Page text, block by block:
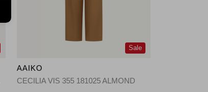
Sale
AAIKO
CECILIA VIS 355 181025 ALMOND